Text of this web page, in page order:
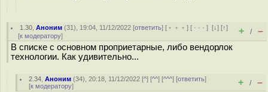
1.30 ,Аноним (31), 19:04, 11/12/2022 [ответить] [ ﹢﹢﹢] [ · · ·][↓] [↑]
[к модератору] + / –
В списке с основном проприетарные, либо вендорлок
технологии. Как удивительно...
2.34 ,Аноним (34), 20:18, 11/12/2022 [^] [^^] [^^^] [ответить]
[к модератору] + / –